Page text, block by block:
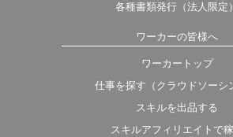
各種書類発行（法人限定）
ワーカーの皆様へ
ワーカートップ
仕事を探す（クラウドソーシ
スキルを出品する
スキルアフィリエイトで